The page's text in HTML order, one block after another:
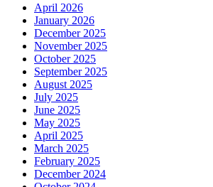
April 2026
January 2026
December 2025
November 2025
October 2025
September 2025
August 2025
July 2025
June 2025
May 2025
April 2025
March 2025
February 2025
December 2024